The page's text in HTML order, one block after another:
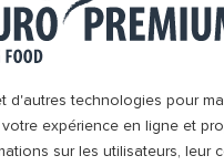
d'autres technologies pour
expérience en ligne et
sur les utilisateurs, leur